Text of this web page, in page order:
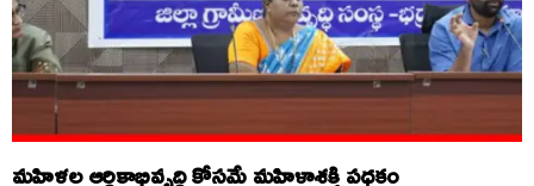
మహిళల ఆర్ధికాభివృద్ధి కోసమే మహిళాశక్తి పధకం